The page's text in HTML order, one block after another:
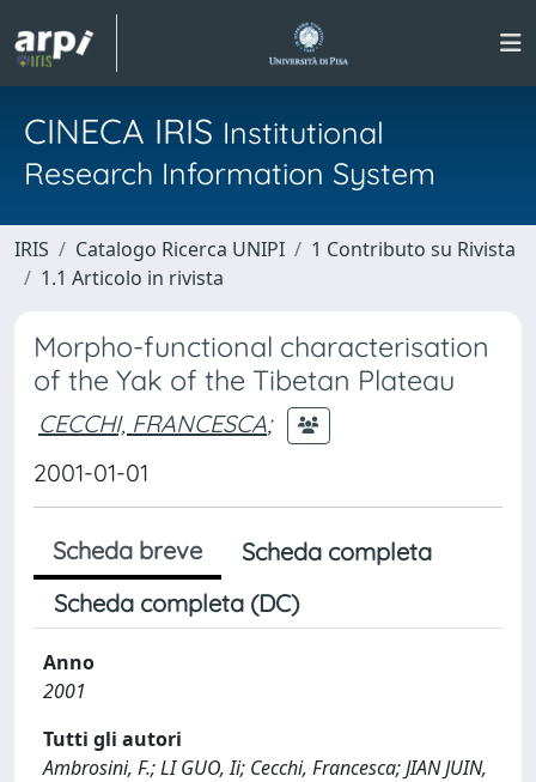
CINECA IRIS Institutional
Research Information System
IRIS Catalogo Ricerca UNIPI
1 Contributo su Rivista
1.1 Articolo in rivista
Morpho-functional characterisation
of the Yak of the Tibetan Plateau
CECCHI, FRANCESCA;
2001-01-01
Scheda breve
Scheda completa
Scheda completa (DC)
Anno
2001
Tutti gli autori
Ambrosini, F.; LI GUO, Ii; Cecchi, Francesca; JIAN JUIN,